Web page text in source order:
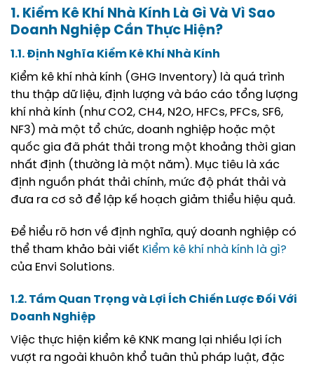
1. Kiểm Kê Khí Nhà Kính Là Gì Và Vì Sao
Doanh Nghiệp Cần Thực Hiện?
1.1. Định Nghĩa Kiểm Kê Khí Nhà Kính
Kiểm kê khí nhà kính (GHG Inventory) là quá trình
thu thập dữ liệu, định lượng và báo cáo tổng lượng
khí nhà kính (như CO2, CH4, N2O, HFCs, PFCs, SF6,
NF3) mà một tổ chức, doanh nghiệp hoặc một
quốc gia đã phát thải trong một khoảng thời gian
nhất định (thường là một năm). Mục tiêu là xác
định nguồn phát thải chính, mức độ phát thải và
đưa ra cơ sở để lập kế hoạch giảm thiểu hiệu quả.
Để hiểu rõ hơn về định nghĩa, quý doanh nghiệp có
thể tham khảo bài viết Kiểm kê khí nhà kính là gì?
của Envi Solutions.
1.2. Tầm Quan Trọng và Lợi Ích Chiến Lược Đối Với
Doanh Nghiệp
Việc thực hiện kiểm kê KNK mang lại nhiều lợi ích
vượt ra ngoài khuôn khổ tuân thủ pháp luật, đặc